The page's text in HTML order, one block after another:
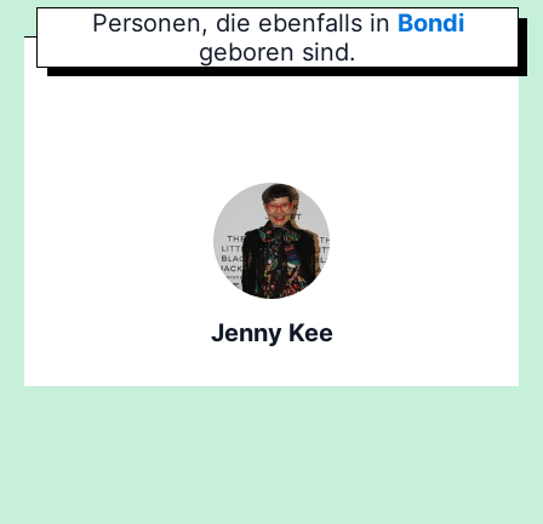
Personen, die ebenfalls in Bondi
geboren sind.
Jenny Kee